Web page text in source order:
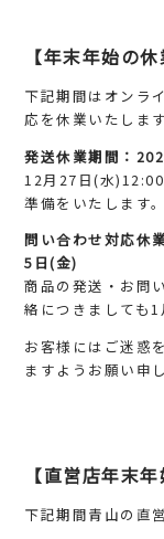
【年末年始の
下記期間はオンラ
応を休業いたします
発送休業期間：
12月27日(水
準備をいたします。
問い合わせ対応休
5日(金)
商品の発送・お問
絡につきましても
お客様にはご迷惑
ますようお願い申
【直営店年末
下記期間青山の直